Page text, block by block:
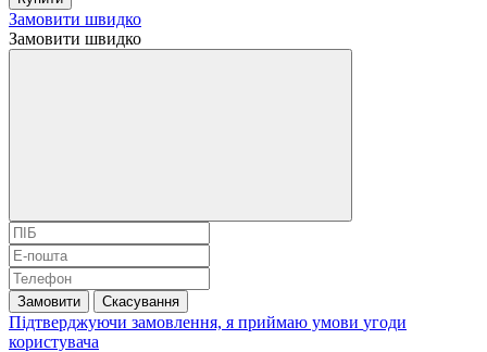
Замовити швидко
Замовити швидко
Замовити Скасування
Підтверджуючи замовлення, я приймаю умови угоди
користувача